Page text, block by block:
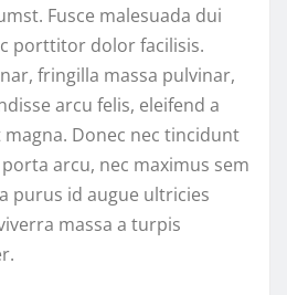
Fusce malesuada dui
porttitor dolor facilisis.
fringilla massa pulvinar,
arcu felis, eleifend a
Donec nec tincidunt
arcu, nec maximus sem
purus id augue ultricies
massa a turpis